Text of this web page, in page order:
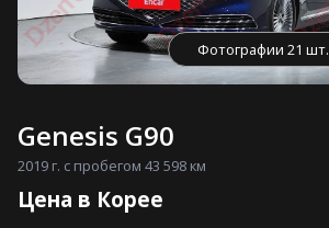
Фотографии 21 шт.
Genesis G90
2019 г. с пробегом 43 598 км
Цена в Корее